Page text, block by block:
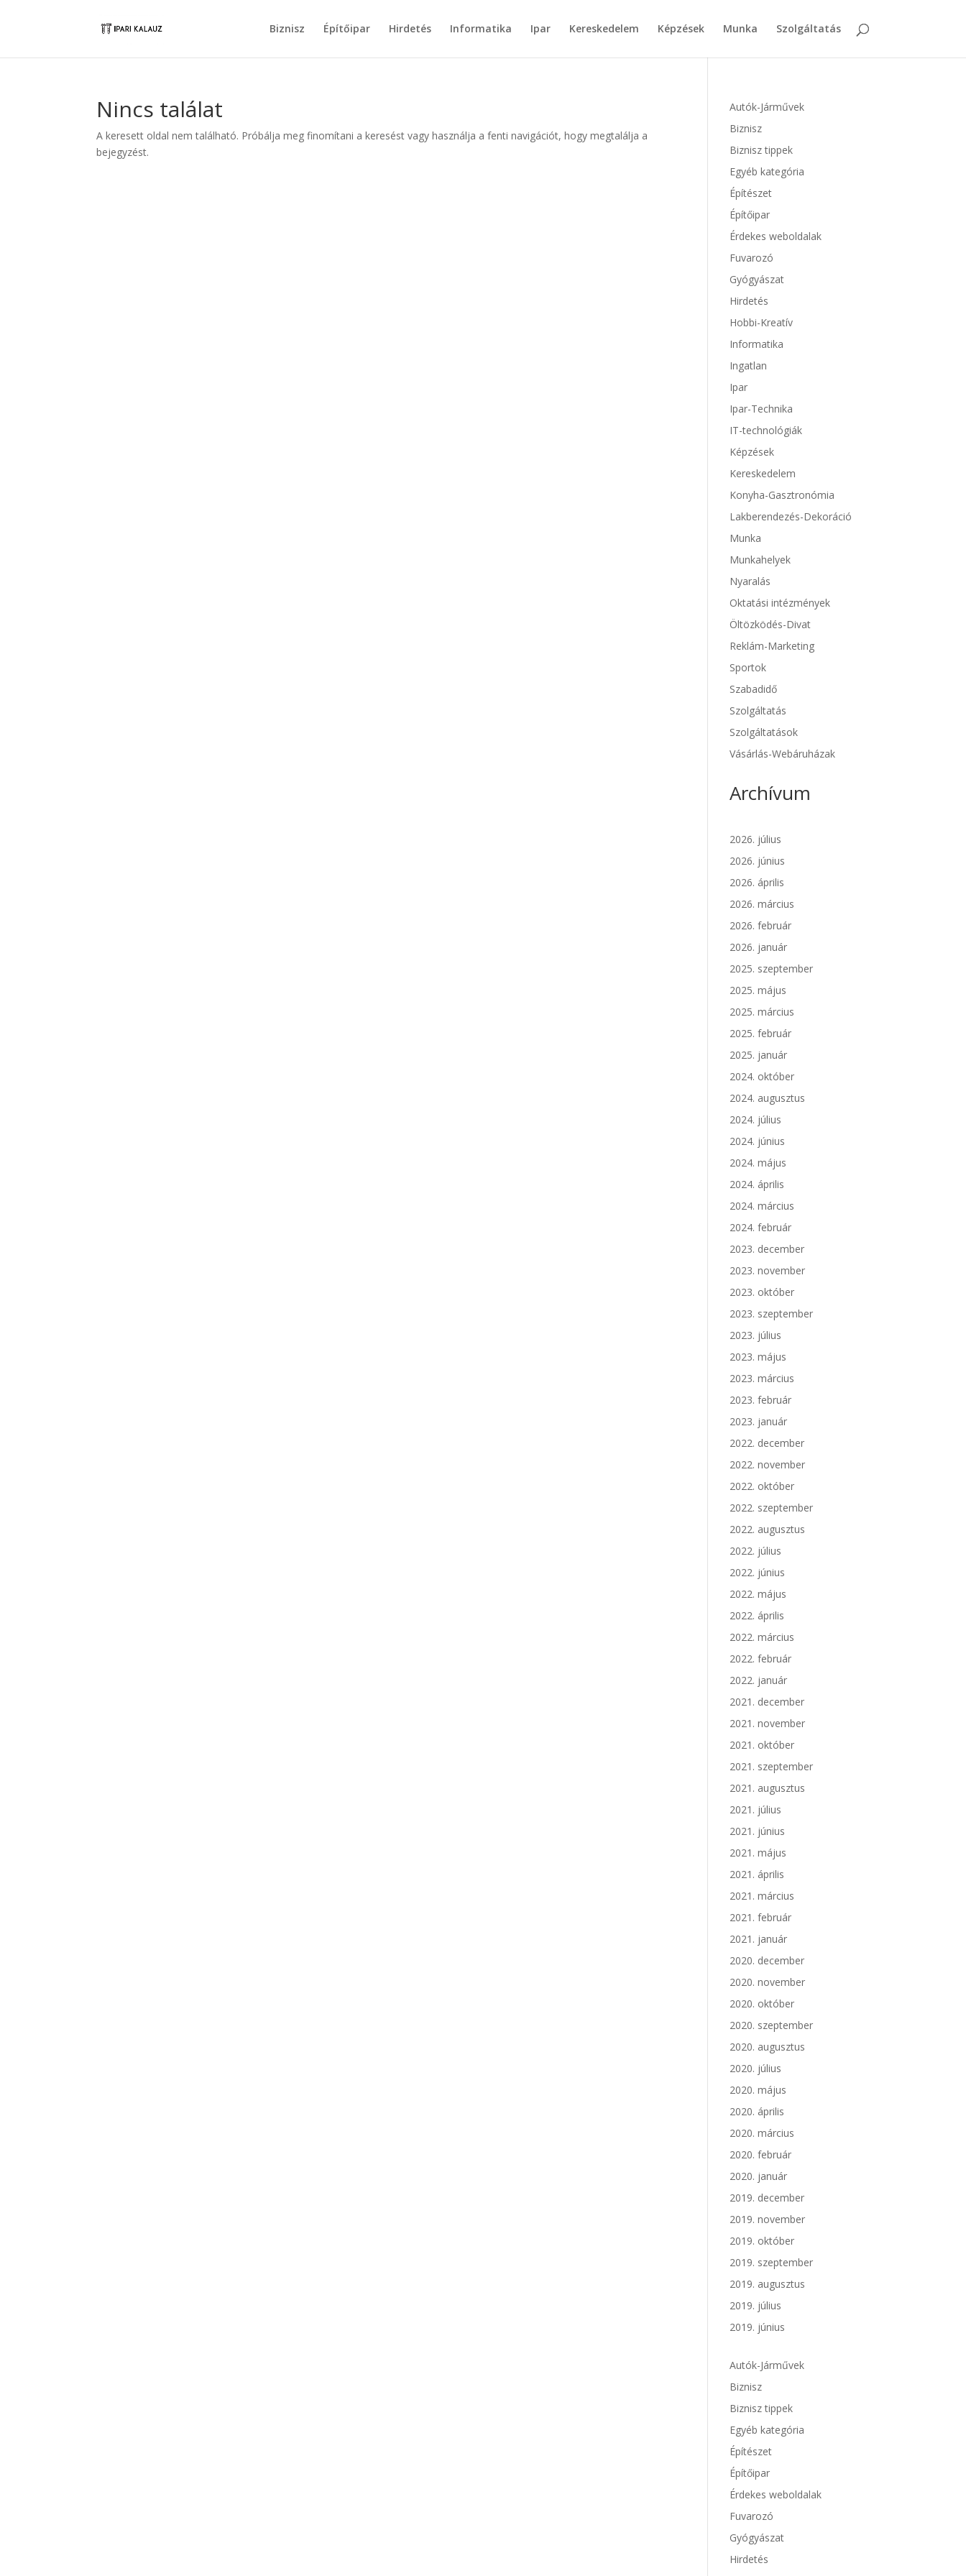
Biznisz Építőipar Hirdetés Informatika Ipar Kereskedelem Képzések Munka Szolgáltatás
Nincs találat
A keresett oldal nem található. Próbálja meg finomítani a keresést vagy használja a fenti navigációt, hogy megtalálja a
bejegyzést.
Autók-Járművek
Biznisz
Biznisz tippek
Egyéb kategória
Építészet
Építőipar
Érdekes weboldalak
Fuvarozó
Gyógyászat
Hirdetés
Hobbi-Kreatív
Informatika
Ingatlan
Ipar
Ipar-Technika
IT-technológiák
Képzések
Kereskedelem
Konyha-Gasztronómia
Lakberendezés-Dekoráció
Munka
Munkahelyek
Nyaralás
Oktatási intézmények
Öltözködés-Divat
Reklám-Marketing
Sportok
Szabadidő
Szolgáltatás
Szolgáltatások
Vásárlás-Webáruházak
Archívum
2026. július
2026. június
2026. április
2026. március
2026. február
2026. január
2025. szeptember
2025. május
2025. március
2025. február
2025. január
2024. október
2024. augusztus
2024. július
2024. június
2024. május
2024. április
2024. március
2024. február
2023. december
2023. november
2023. október
2023. szeptember
2023. július
2023. május
2023. március
2023. február
2023. január
2022. december
2022. november
2022. október
2022. szeptember
2022. augusztus
2022. július
2022. június
2022. május
2022. április
2022. március
2022. február
2022. január
2021. december
2021. november
2021. október
2021. szeptember
2021. augusztus
2021. július
2021. június
2021. május
2021. április
2021. március
2021. február
2021. január
2020. december
2020. november
2020. október
2020. szeptember
2020. augusztus
2020. július
2020. május
2020. április
2020. március
2020. február
2020. január
2019. december
2019. november
2019. október
2019. szeptember
2019. augusztus
2019. július
2019. június
Autók-Járművek
Biznisz
Biznisz tippek
Egyéb kategória
Építészet
Építőipar
Érdekes weboldalak
Fuvarozó
Gyógyászat
Hirdetés